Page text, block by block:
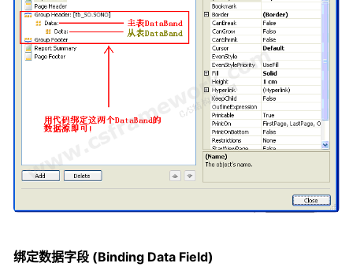
绑定数据字段 (Binding Data Field)